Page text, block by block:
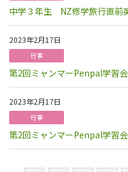
中学３年生 NZ修学旅行直前
2023年2月17日
行事
第2回ミャンマーPenpal学習会
2023年2月17日
行事
第2回ミャンマーPenpal学習会